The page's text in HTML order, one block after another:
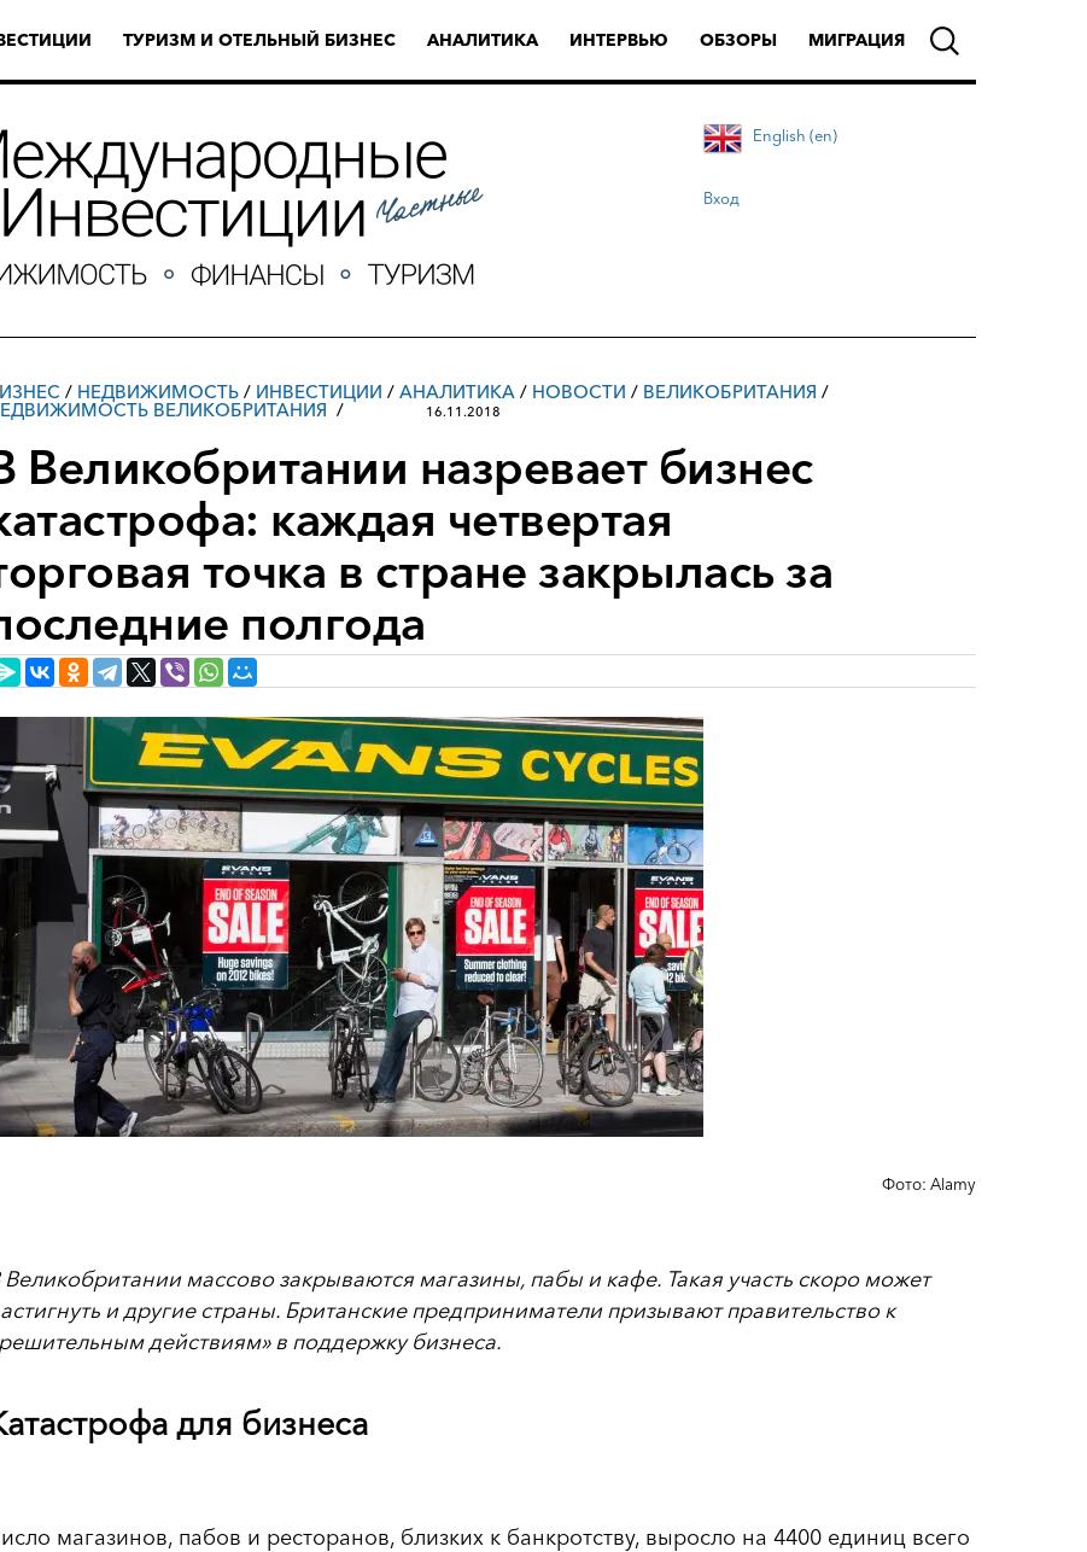
ТУРИЗМ И ОТЕЛЬНЫЙ БИЗНЕС АНАЛИТИКА ИНТЕРВЬЮ ОБЗОРЫ МИГРАЦИЯ
English (en)
Вход
/ НЕДВИЖИМОСТЬ / ИНВЕСТИЦИИ / АНАЛИТИКА / НОВОСТИ / ВЕЛИКОБРИТАНИЯ /
ВЕЛИКОБРИТАНИЯ 16.11.2018
Великобритании назревает бизнес
каждая четвертая
точка в стране закрылась за
полгода
Фото: Alamy
Великобритании массово закрываются магазины, пабы и кафе. Такая участь скоро может
и другие страны. Британские предприниматели призывают правительство к
действиям» в поддержку бизнеса.
для бизнеса
магазинов, пабов и ресторанов, близких к банкротству, выросло на 4400 единиц всего